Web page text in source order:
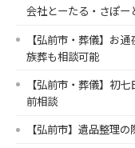
会社とーたる・さぽー
【弘前市・葬儀】お
族葬も相談可能
【弘前市・葬儀】初
前相談
【弘前市】遺品整理